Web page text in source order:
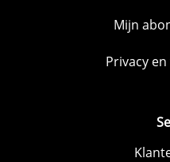
Mijn
Privacy